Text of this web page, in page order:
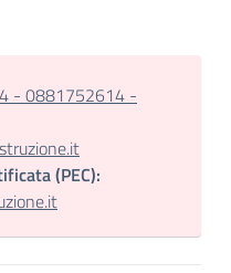
- 0881752614 -
(PEC):